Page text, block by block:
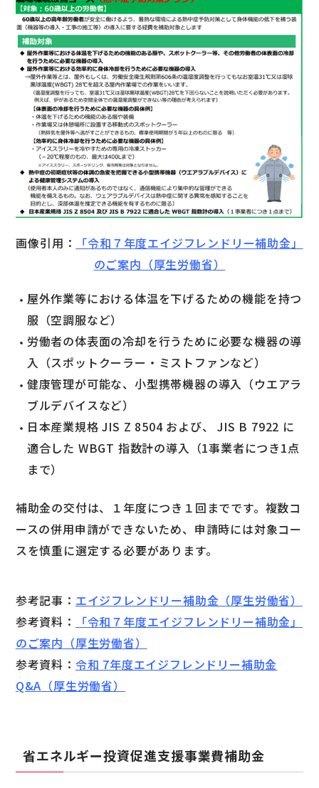
画像引用：
「令和７年度エイジフレンドリー補助金」
のご案内（厚生労働省）
屋外作業等における体温を下げるための機能を持つ
服（空調服など）
労働者の体表面の冷却を行うために必要な機器の導
入（スポットクーラー・ミストファンなど）
健康管理が可能な、小型携帯機器の導入（ウエアラ
ブルデバイスなど）
日本産業規格 JIS Z 8504 および、 JIS B 7922 に
適合した WBGT 指数計の導入（1事業者につき1点
まで）
補助金の交付は、１年度につき１回までです。複数コ
ースの併用申請ができないため、申請時には対象コー
スを慎重に選定する必要があります。
参考記事： エイジフレンドリー補助金（厚生労働省）
参考資料：
「令和７年度エイジフレンドリー補助金」
のご案内（厚生労働省）
参考資料： 令和 7年度エイジフレンドリー補助金
Q&A（厚生労働省）
省エネルギー投資促進支援事業費補助金